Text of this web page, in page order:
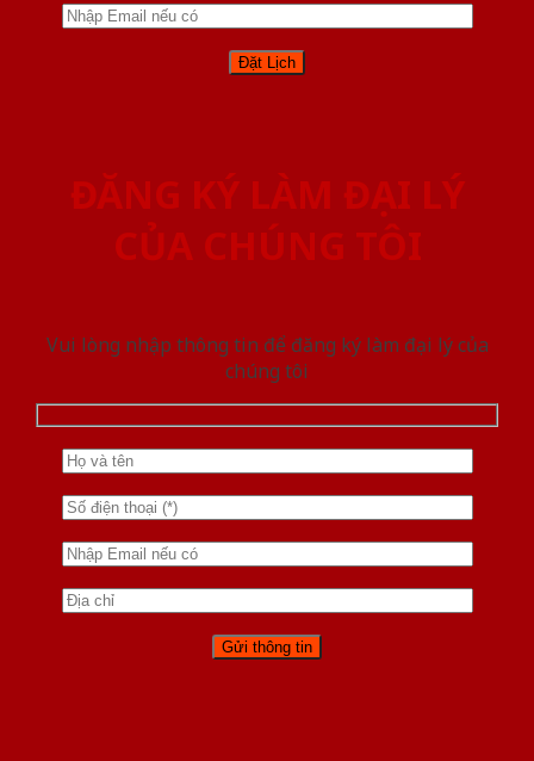
ĐĂNG KÝ LÀM ĐẠI LÝ
CỦA CHÚNG TÔI
Vui lòng nhập thông tin để đăng ký làm đại lý của
chúng tôi